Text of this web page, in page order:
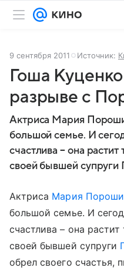
9 сентября 2011 Источник:
Гоша
разрыве с
Актриса Мария
большой семье. И
счастлива – она
своей бывшей супруги
Актриса Мария
большой семье. И
счастлива – она
своей бывшей супруги
обрел своего счастья,